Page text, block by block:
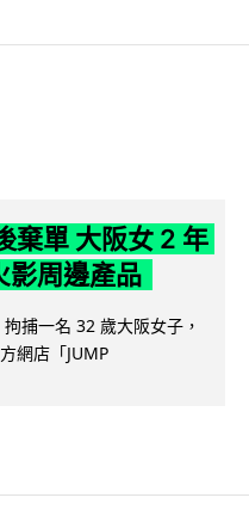
棄單 大阪女 2 年
影周邊產品
捕一名 32 歲大阪女子，
網店「JUMP